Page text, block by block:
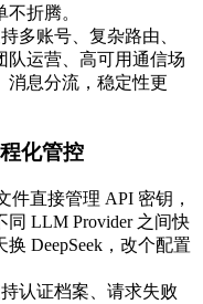
折腾。
多账号、复杂路由、
队运营、高可用通信场
消息分流，稳定性更
化管控
件直接管理 API 密钥，
LLM Provider 之间快
DeepSeek，改个配置
认证档案、请求失败